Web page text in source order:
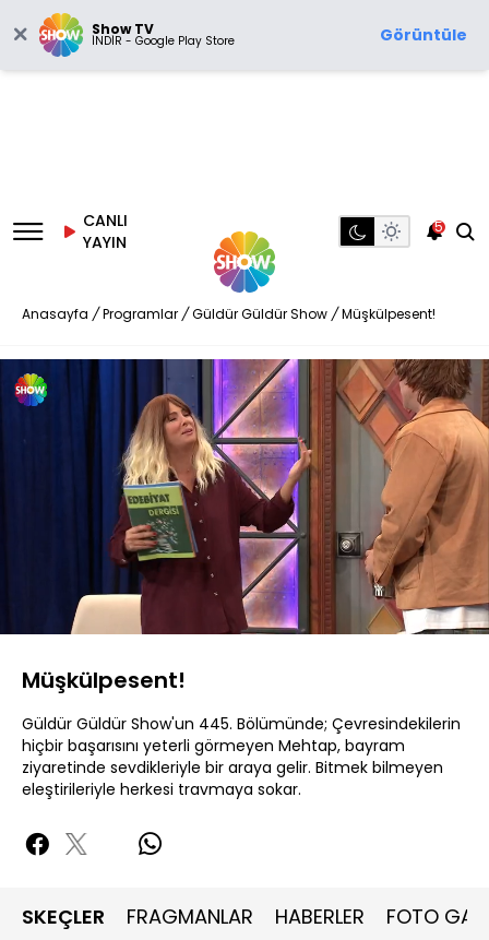
Show TV
İNDİR - Google Play Store Görüntüle
CANLI
YAYIN
5
Anasayfa / Programlar / Güldür Güldür Show / Müşkülpesent!
Sesi
Aç
480P
Oynatma
Hızı
Müşkülpesent!
Güldür Güldür Show'un 445. Bölümünde; Çevresindekilerin
hiçbir başarısını yeterli görmeyen Mehtap, bayram
ziyaretinde sevdikleriyle bir araya gelir. Bitmek bilmeyen
eleştirileriyle herkesi travmaya sokar.
SKEÇLER FRAGMANLAR HABERLER FOTO